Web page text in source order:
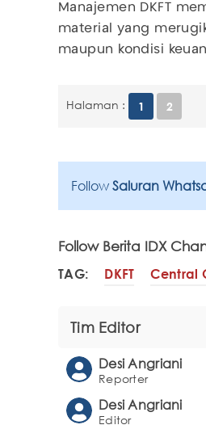
Manajemen DKFT
material yang
maupun kondisi
Halaman : 1 2
Follow Saluran
Follow Berita IDX
TAG: DKFT Central
Tim Editor
Desi Angriani
Reporter
Desi Angriani
Editor